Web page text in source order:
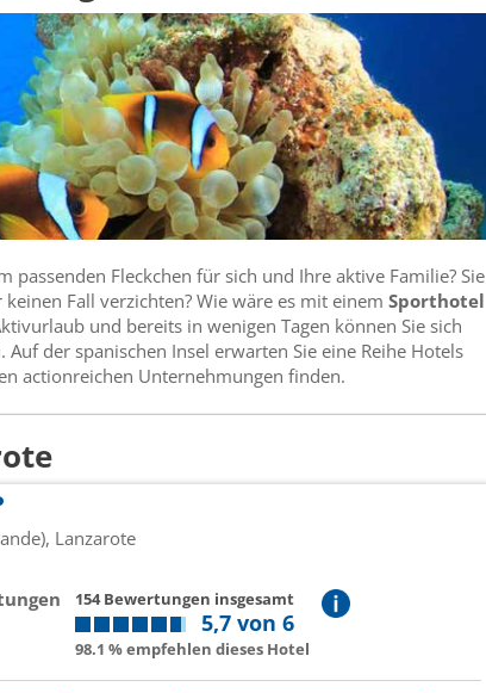
Fleckchen für sich und Ihre aktive Familie? Sie
Fall verzichten? Wie wäre es mit einem Sporthotel
und bereits in wenigen Tagen können Sie sich
Auf der spanischen Insel erwarten Sie eine Reihe Hotels
actionreichen Unternehmungen finden.
Lanzarote
154 Bewertungen insgesamt
5,7 von 6
98.1 % empfehlen dieses Hotel